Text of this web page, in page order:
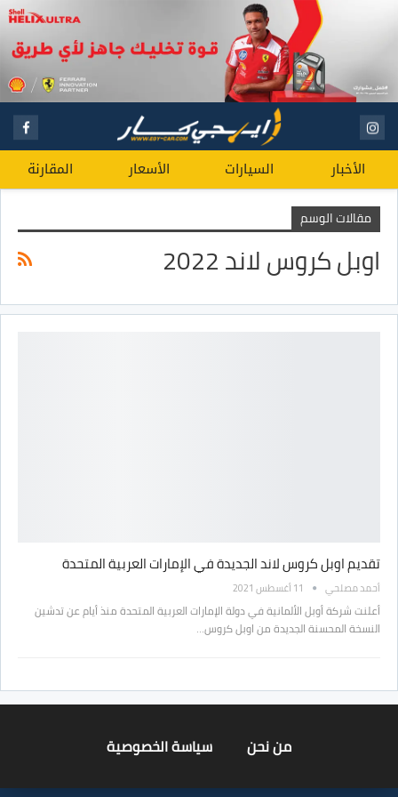
الأخبار السيارات الأسعار المقارنة
مقالات الوسم
اوبل كروس لاند 2022
تقديم اوبل كروس لاند الجديدة في الإمارات العربية المتحدة
أحمد مصلحي 11 أغسطس 2021
أعلنت شركة أوبل الألمانية في دولة الإمارات العربية المتحدة منذ أيام عن تدشين
النسخة المحسنة الجديدة من اوبل كروس…
من نحن سياسة الخصوصية